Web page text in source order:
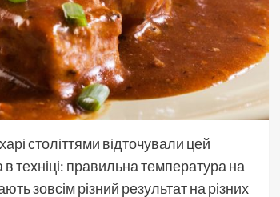
століттями відточували цей
в техніці: правильна температура на
зовсім різний результат на різних